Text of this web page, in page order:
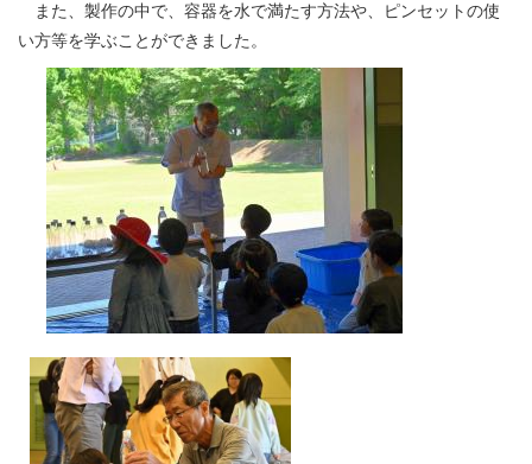
また、製作の中で、容器を水で満たす方法や、ピンセットの使
い方等を学ぶことができました。